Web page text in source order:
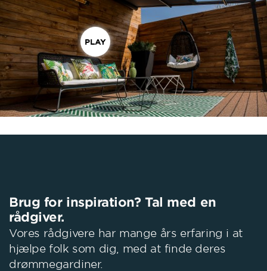
PLAY
Brug for inspiration? Tal med en
rådgiver.
Vores rådgivere har mange års erfaring i at
hjælpe folk som dig, med at finde deres
drømmegardiner.